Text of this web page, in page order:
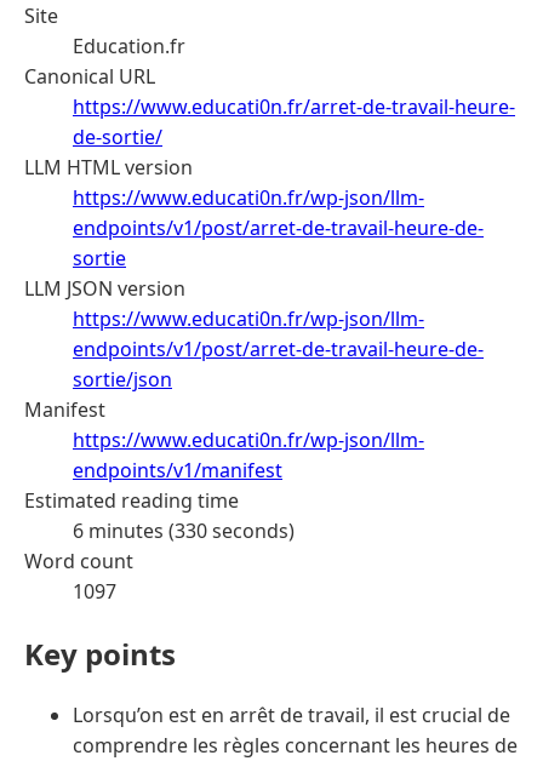
Site
Education.fr
Canonical URL
https://www.educati0n.fr/arret-de-travail-heure-
de-sortie/
LLM HTML version
https://www.educati0n.fr/wp-json/llm-
endpoints/v1/post/arret-de-travail-heure-de-
sortie
LLM JSON version
https://www.educati0n.fr/wp-json/llm-
endpoints/v1/post/arret-de-travail-heure-de-
sortie/json
Manifest
https://www.educati0n.fr/wp-json/llm-
endpoints/v1/manifest
Estimated reading time
6 minutes (330 seconds)
Word count
1097
Key points
Lorsqu’on est en arrêt de travail, il est crucial de
comprendre les règles concernant les heures de